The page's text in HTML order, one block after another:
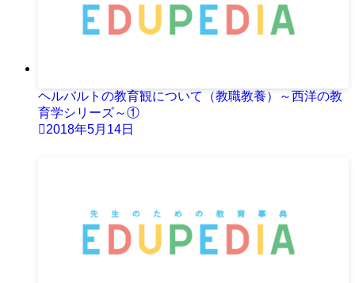
ヘルバルトの教育観について（教職教養）～西洋の教
育学シリーズ～①
2018年5月14日